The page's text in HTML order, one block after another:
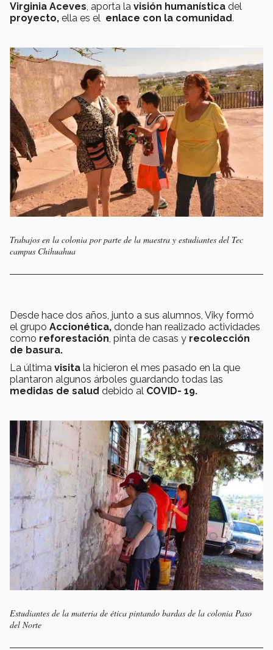
Virginia Aceves, aporta la visión humanística del
proyecto, ella es el enlace con la comunidad.
Trabajos en la colonia por parte de la maestra y estudiantes del Tec
campus Chihuahua
Desde hace dos años, junto a sus alumnos, Viky formó
el grupo Accionética, donde han realizado actividades
como reforestación, pinta de casas y recolección
de basura.
La última visita la hicieron el mes pasado en la que
plantaron algunos árboles guardando todas las
medidas de salud debido al COVID- 19.
Estudiantes de la materia de ética pintando bardas de la colonia Paso
del Norte